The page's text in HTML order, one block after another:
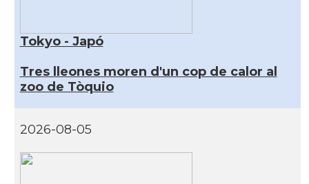
Tokyo - Japó
Tres lleones moren d'un cop de calor al
zoo de Tòquio
2026-08-05